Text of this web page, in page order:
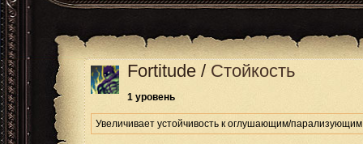
Fortitude / Стойкость
1 уровень
Увеличивает устойчивость к оглушающим/